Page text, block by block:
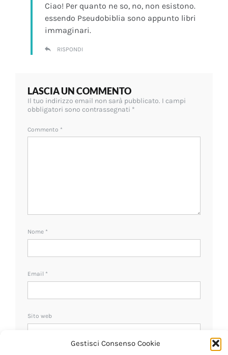
Gestisci Consenso Cookie
Ciao! Per quanto ne so, no, non esistono.
essendo Pseudobiblia sono appunto libri
immaginari.
RISPONDI
LASCIA UN COMMENTO
Il tuo indirizzo email non sarà pubblicato. I campi
obbligatori sono contrassegnati *
Commento *
Nome *
Email *
Sito web